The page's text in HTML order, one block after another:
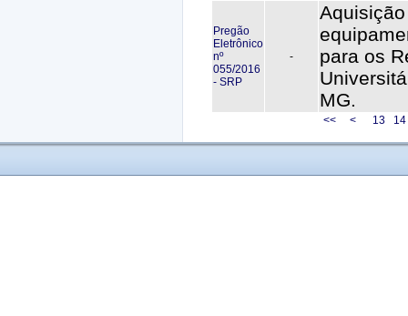
Pregão
Eletrônico
nº
055/2016
- SRP
-
para os
MG.
<< < 13 14